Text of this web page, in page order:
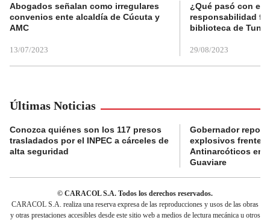
Abogados señalan como irregulares
convenios ente alcaldía de Cúcuta y
AMC
13/07/2023
¿Qué pasó con el
responsabilidad
biblioteca de
29/08/2023
Últimas Noticias
Conozca quiénes son los 117 presos
trasladados por el INPEC a cárceles de
alta seguridad
Gobernador
explosivos frente a
Antinarcóticos en
Guaviare
© CARACOL S.A. Todos los derechos reservados.
CARACOL S.A. realiza una reserva expresa de las reproducciones y usos de las obras
y otras prestaciones accesibles desde este sitio web a medios de lectura mecánica u otros